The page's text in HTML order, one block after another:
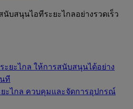
นับสนุนไอทีระยะไกลอย่างรวดเร็ว
ะยะไกล ให้การสนับสนุนได้อย่าง
ที
ะไกล ควบคุมและจัดการอุปกรณ์